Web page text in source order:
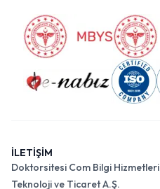
İLETİŞİM
Doktorsitesi Com Bilgi Hizmetleri
Teknoloji ve Ticaret A.Ş.